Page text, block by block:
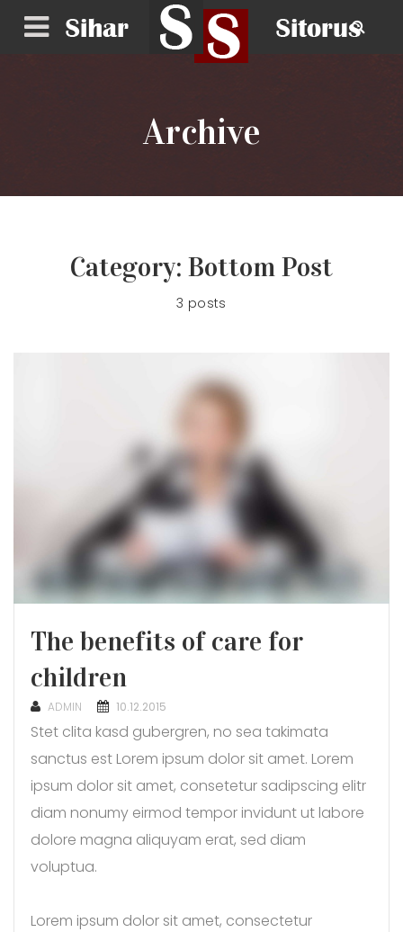
Archive
Category: Bottom Post
3 posts
The benefits of care for
children
ADMIN
POSTED
10.12.2015
Stet clita kasd gubergren, no sea takimata
sanctus est Lorem ipsum dolor sit amet. Lorem
ipsum dolor sit amet, consetetur sadipscing elitr
diam nonumy eirmod tempor invidunt ut labore
dolore magna aliquyam erat, sed diam
voluptua.
Lorem ipsum dolor sit amet, consectetur